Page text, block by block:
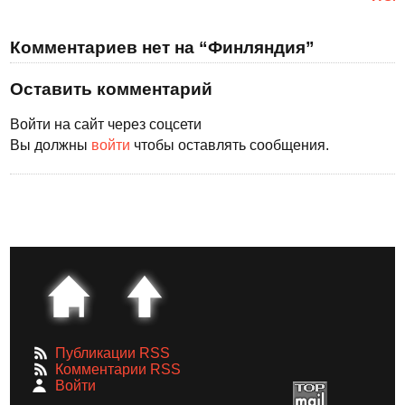
Комментариев нет на “Финляндия”
Оставить комментарий
Войти на сайт через соцсети
Вы должны войти чтобы оставлять сообщения.
Публикации RSS
Комментарии RSS
Войти